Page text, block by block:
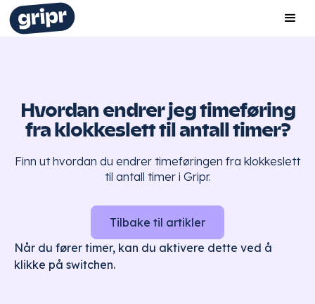
Hvordan endrer jeg timeføring
fra klokkeslett til antall timer?
Finn ut hvordan du endrer timeføringen fra klokkeslett
til antall timer i Gripr.
Tilbake til artikler
Når du fører timer, kan du aktivere dette ved å
klikke på switchen.